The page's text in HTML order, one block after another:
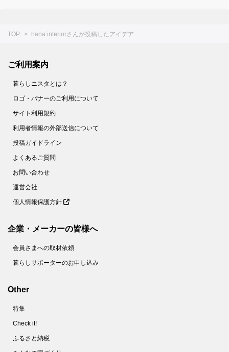
TOP hana interiorさんが投稿したアイデア
ご利用案内
暮らしニスタとは？
ロゴ・バナーのご利用について
サイト利用規約
利用者情報の外部送信について
投稿ガイドライン
よくあるご質問
お問い合わせ
運営会社
個人情報保護方針
企業・メーカーの皆様へ
会員さまへの取材依頼
暮らしサポーターのお申し込み
Other
特集
Check it!
ふるさと納税